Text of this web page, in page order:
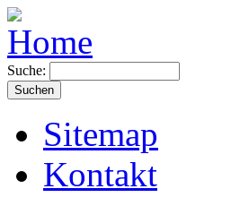
Suche:
Sitemap
Kontakt